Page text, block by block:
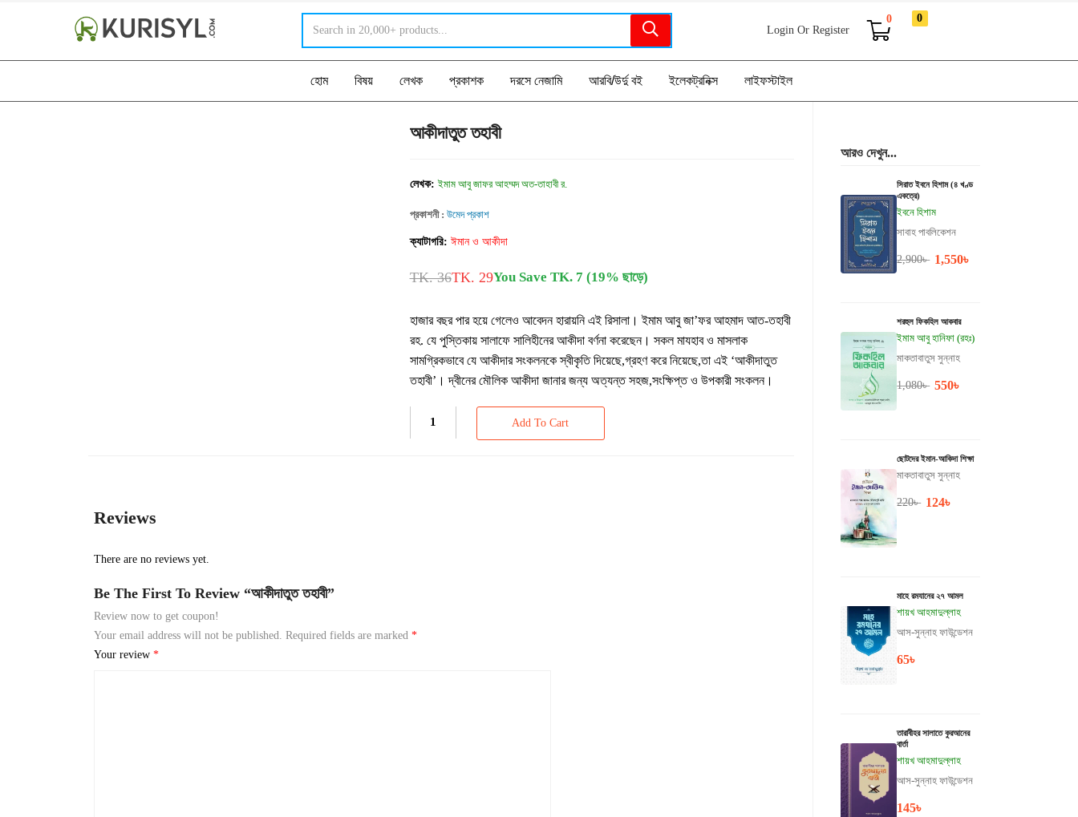
Login Or Register
0 0
হোম বিষয় লেখক প্রকাশক দরসে নেজামি আরবি/উর্দু বই ইলেকট্রনিক্স লাইফস্টাইল
আরও দেখুন...
সিরাত ইবনে হিশাম (৪ খণ্ড
একত্রে)
ইবনে হিশাম
সাবাহ পাবলিকেশন
2,900৳ 1,550৳
শরহুল ফিকহিল আকবার
ইমাম আবু হানিফা (রহঃ)
মাকতাবাতুস সুন্নাহ
1,080৳ 550৳
ছোটদের ইমান-আকিদা শিক্ষা
মাকতাবাতুস সুন্নাহ
220৳ 124৳
মাহে রমযানের ২৭ আমল
শায়খ আহমাদুল্লাহ
আস-সুন্নাহ ফাউন্ডেশন
65৳
তারাবীহর সালাতে কুরআনের
বার্তা
শায়খ আহমাদুল্লাহ
আস-সুন্নাহ ফাউন্ডেশন
145৳
আকীদাতুত তহাবী
লেখক:ইমাম আবু জাফর আহম্মদ অত-তাহাবী র.
প্রকাশনী : উমেদ প্রকাশ
ক্যাটাগরি: ঈমান ও আকীদা
TK. 36TK. 29You Save TK. 7 (19% ছাড়ে)
হাজার বছর পার হয়ে গেলেও আবেদন হারায়নি এই রিসালা। ইমাম আবু জা’ফর আহমাদ আত-তহাবী
রহ. যে পুস্তিকায় সালাফে সালিহীনের আকীদা বর্ণনা করেছেন। সকল মাযহাব ও মাসলাক
সামগ্রিকভাবে যে আকীদার সংকলনকে স্বীকৃতি দিয়েছে,গ্রহণ করে নিয়েছে,তা এই ‘আকীদাতুত
তহাবী’। দ্বীনের মৌলিক আকীদা জানার জন্য অত্যন্ত সহজ,সংক্ষিপ্ত ও উপকারী সংকলন।
Add To Cart
Reviews
There are no reviews yet.
Be The First To Review “আকীদাতুত তহাবী”
Review now to get coupon!
Your email address will not be published.
Required fields are marked*
Your review*